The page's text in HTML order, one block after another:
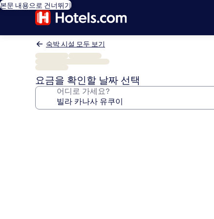
본문 내용으로 건너뛰기
숙박 시설 모두 보기
요금을 확인할 날짜 선택
어디로 가세요?